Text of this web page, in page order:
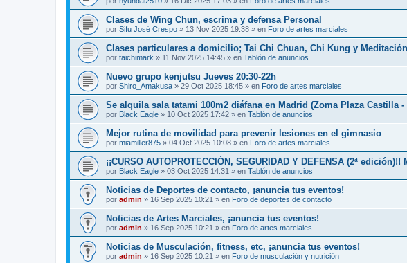
Clases de Wing Chun, escrima y defensa Personal
por Sifu José Crespo » 13 Nov 2025 19:38 » en Foro de artes marciales
Clases particulares a domicilio; Tai Chi Chuan, Chi Kung y
por taichimark » 11 Nov 2025 14:45 » en Tablón de anuncios
Nuevo grupo kenjutsu Jueves 20:30-22h
por Shiro_Amakusa » 29 Oct 2025 18:45 » en Foro de artes marciales
Se alquila sala tatami 100m2 diáfana en Madrid (Zoma Plaza Castilla -
por Black Eagle » 10 Oct 2025 17:42 » en Tablón de anuncios
Mejor rutina de movilidad para prevenir lesiones en el gimnasio
por miamiller875 » 04 Oct 2025 10:08 » en Foro de artes marciales
¡¡CURSO AUTOPROTECCIÓN, SEGURIDAD Y DEFENSA (2ª
por Black Eagle » 03 Oct 2025 14:31 » en Tablón de anuncios
Noticias de Deportes de contacto, ¡anuncia tus eventos!
por admin » 16 Sep 2025 10:21 » en Foro de deportes de contacto
Noticias de Artes Marciales, ¡anuncia tus eventos!
por admin » 16 Sep 2025 10:21 » en Foro de artes marciales
Noticias de Musculación, fitness, etc, ¡anuncia tus eventos!
por admin » 16 Sep 2025 10:21 » en Foro de musculación y nutrición